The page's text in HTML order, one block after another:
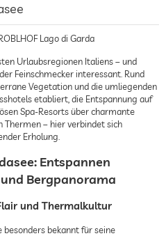
Lago di Garda
Urlaubsregionen Italiens – und
Feinschmecker interessant. Rund
Vegetation und die umliegenden
etabliert, die Entspannung auf
Spa-Resorts über charmante
Thermen – hier verbindet sich
Erholung.
Entspannen
Bergpanorama
und Thermalkultur
besonders bekannt für seine